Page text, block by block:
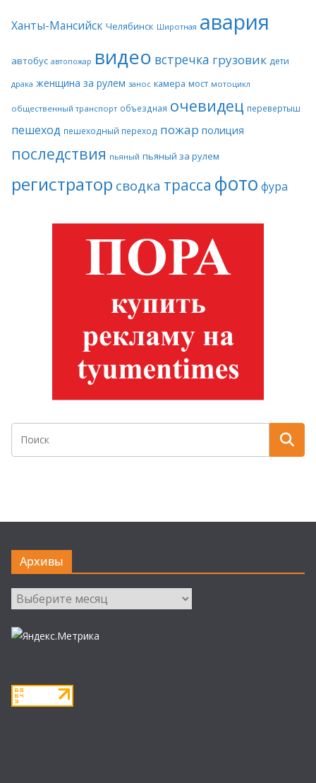
Ханты-Мансийск Челябинск Широтная авария
автобус автопожар видео встречка грузовик дети
драка женщина за рулем занос камера мост мотоцикл
общественный транспорт объездная очевидец перевертыш
пешеход пешеходный переход пожар полиция
последствия пьяный пьяный за рулем
регистратор сводка трасса фото фура
Архивы
Архивы